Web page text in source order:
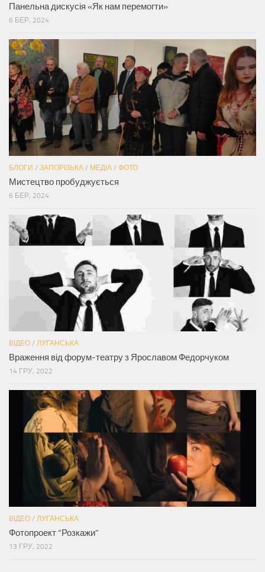
Панельна дискусія «Як нам перемогти»
6 БЕР, 2024
БЛОГИ / ЗАПОРІЗЬКА / МЕДІА / ФОТО
Мистецтво пробуджується
6 БЕР, 2024
ВІДЕО / ЛУГАНСЬКА
Враження від форум-театру з Ярославом Федорчуком
14 ГРУ, 2022
ВІДЕО / ЛУГАНСЬКА
Фотопроект “Розкажи”
13 ГРУ, 2022